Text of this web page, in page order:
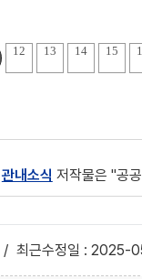
12 13 14 15
관내소식 저작물은 "공
/ 최근수정일 : 2025-